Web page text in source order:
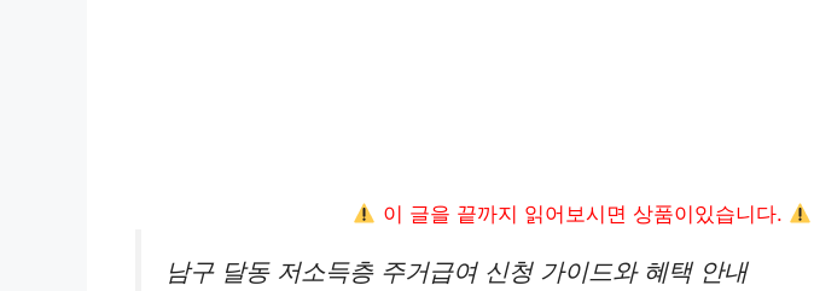
이 글을 끝까지 읽어보시면 상품이있습니다.
남구 달동 저소득층 주거급여 신청 가이드와 혜택 안내